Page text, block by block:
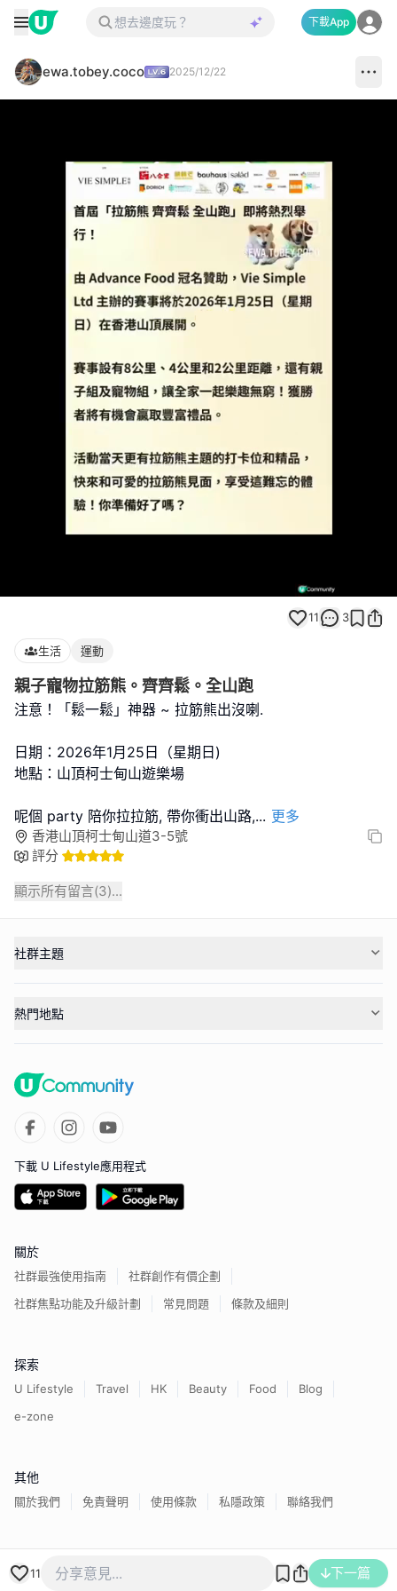
下載App
ewa.tobey.coco 2025/12/22
100.00%
11 3
生活 運動
親子寵物拉筋熊。齊齊鬆。全山跑
注意！「鬆一鬆」神器 ~ 拉筋熊出沒喇.
日期：2026年1月25日（星期日)
地點：山頂柯士甸山遊樂場
呢個 party 陪你拉拉筋, 帶你衝出山路,... 更多
香港山頂柯士甸山道3-5號
評分
顯示所有留言(3)...
11 下一篇
社群主題
熱門地點
下載 U Lifestyle應用程式
關於
社群最強使用指南
社群創作有價企劃
社群焦點功能及升級計劃
常見問題 條款及細則
探索
U Lifestyle Travel HK Beauty Food
Blog
e-zone
其他
關於我們 免責聲明 使用條款 私隱政策 聯絡我們
香港經濟日報版權所有©